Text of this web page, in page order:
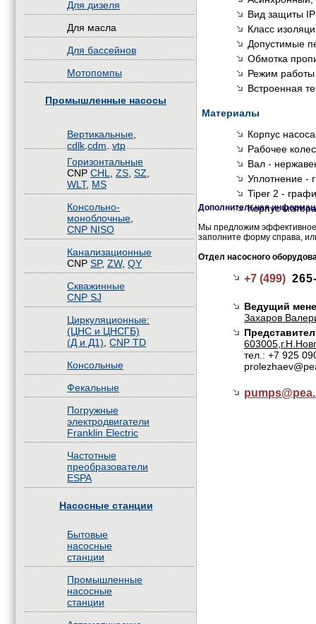
Для дизеля
Для масла
Для бассейнов
Мотопомпы
Промышленные насосы
Вертикальные
cdlk cdm vtp
Горизонтальные
CNP CHL ZS SZ
WLT, MS
Консольно-
моноблочные
CNP NISO
Канализационные
CNP SP, ZW, QY
Скважинные
CNP SJ
Циркуляционные:
(ЦНС и ЦНСГБ)
(Д и Д1) CNP TD
Консольные
Фекальные
Погружные
электродвигатели
Franklin Electric
Частотные
преобразователи
ESPA
Насосные станции
Бытовые
насосные
станции
Промышленные
насосные
станции
Вид защиты
Класс
Допустимые
Обмотка
Режим
Встроенная
Материалы
Корпус
Рабочее
Вал -
Уплотнение -
Tiper 2 -
Корпус
Дополнительная
Мы предложим эффективное
заполните форму справа,
Отдел насосного
+7 (499)
Ведущий
Захаров
тел.: +7 925
pumps@